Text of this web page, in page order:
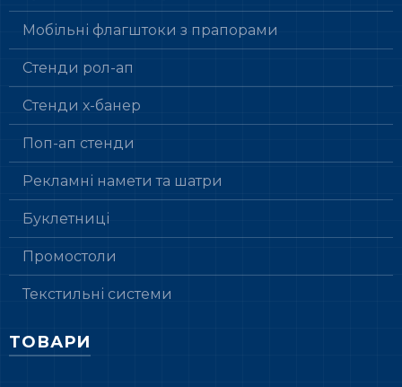
Мобільні флагштоки з прапорами
Стенди рол-ап
Стенди х-банер
Поп-ап стенди
Рекламні намети та шатри
Буклетниці
Промостоли
Текстильні системи
ТОВАРИ